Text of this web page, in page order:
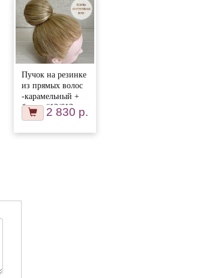
Пучок на резинке
из прямых волос
-карамельный +
блонд #12/613
2 830 р.